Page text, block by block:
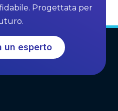
Progettata per
un esperto